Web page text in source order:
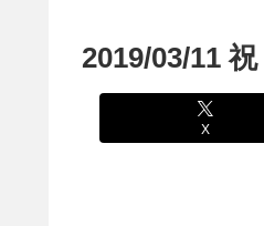
2019/03/11
X